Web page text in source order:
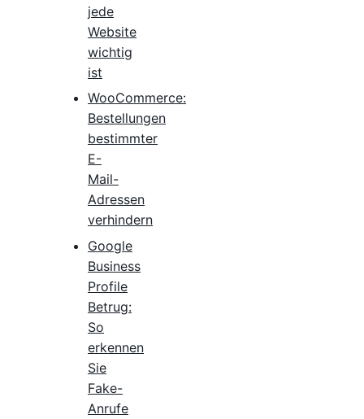
jede
Website
wichtig
ist
WooCommerce:
Bestellungen
bestimmter
E-
Mail-
Adressen
verhindern
Google
Business
Profile
Betrug:
So
erkennen
Sie
Fake-
Anrufe